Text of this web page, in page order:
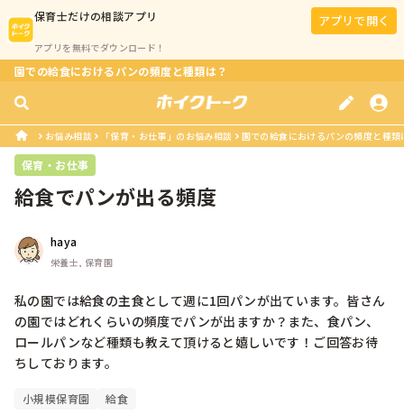
保育士だけの相談アプリ
アプリを無料でダウンロード！
アプリで開く
園での給食におけるパンの頻度と種類は？
お悩み相談 「保育・お仕事」のお悩み相談 園での給食におけるパンの頻度と種類
保育・お仕事
給食でパンが出る頻度
haya
栄養士, 保育園
私の園では給食の主食として週に1回パンが出ています。皆さん
の園ではどれくらいの頻度でパンが出ますか？また、食パン、
ロールパンなど種類も教えて頂けると嬉しいです！ご回答お待
ちしております。
小規模保育園 給食